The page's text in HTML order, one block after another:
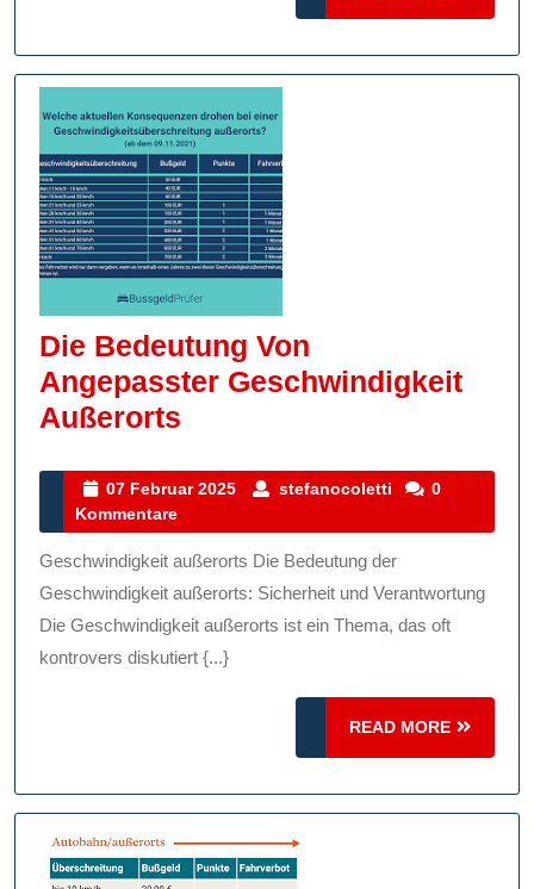
Technische
Aspekte
MORE
Die Bedeutung Von
Angepasster Geschwindigkeit
Außerorts
Von
Geschwindigkeit
Außerorts
07 Februar 2025
07
2025
stefanocoletti stefanocoletti
0
Kommentare
Geschwindigkeit außerorts Die Bedeutung der
Geschwindigkeit außerorts: Sicherheit und Verantwortung
Die Geschwindigkeit außerorts ist ein Thema, das oft
kontrovers diskutiert {...}
READ MORE
READ
MORE